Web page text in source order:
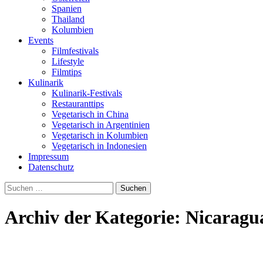
Spanien
Thailand
Kolumbien
Events
Filmfestivals
Lifestyle
Filmtips
Kulinarik
Kulinarik-Festivals
Restauranttips
Vegetarisch in China
Vegetarisch in Argentinien
Vegetarisch in Kolumbien
Vegetarisch in Indonesien
Impressum
Datenschutz
Suchen
nach:
Archiv der Kategorie: